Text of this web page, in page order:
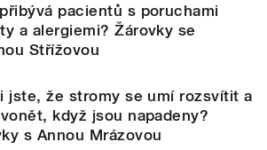
pacientů s poruchami
a alergiemi? Žárovky se
Střížovou
jste, že stromy se umí rozsvítit a
když jsou napadeny?
s Annou Mrázovou